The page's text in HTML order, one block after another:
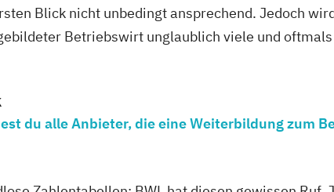
Blick nicht unbedingt ansprechend. Jedoch
Betriebswirt unglaublich viele und
du alle Anbieter, die eine Weiterbildung zum